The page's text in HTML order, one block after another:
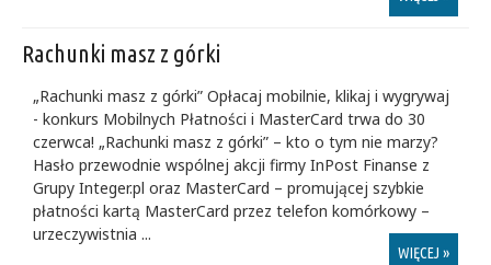
Rachunki masz z górki
„Rachunki masz z górki” Opłacaj mobilnie, klikaj i wygrywaj
- konkurs Mobilnych Płatności i MasterCard trwa do 30
czerwca! „Rachunki masz z górki” – kto o tym nie marzy?
Hasło przewodnie wspólnej akcji firmy InPost Finanse z
Grupy Integer.pl oraz MasterCard – promującej szybkie
płatności kartą MasterCard przez telefon komórkowy –
urzeczywistnia ...
WIĘCEJ »